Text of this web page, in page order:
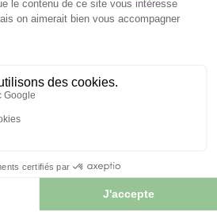
liés :
Tisane
Marie plante
marianum